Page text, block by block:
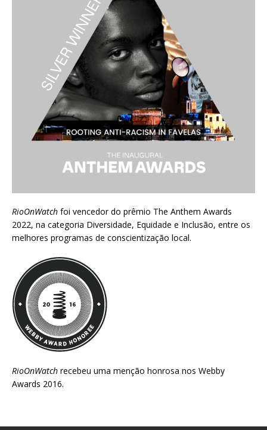
RioOnWatch foi vencedor do prêmio The Anthem Awards
2022, na categoria Diversidade, Equidade e Inclusão, entre os
melhores programas de conscientização local.
RioOnWatch recebeu uma menção honrosa nos Webby
Awards 2016.